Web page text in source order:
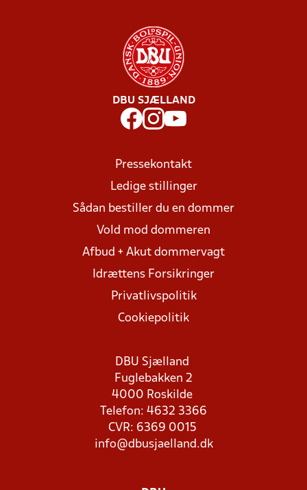
DBU SJÆLLAND
Pressekontakt
Ledige stillinger
Sådan bestiller du en dommer
Vold mod dommeren
Afbud + Akut dommervagt
Idrættens Forsikringer
Privatlivspolitik
Cookiepolitik
DBU Sjælland
Fuglebakken 2
4000 Roskilde
Telefon: 4632 3366
CVR: 6369 0015
info@dbusjaelland.dk